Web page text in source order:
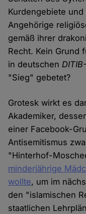
Kurdengebiete
Angehörige
gemäß ihrer
Recht. Kein Grund
in deutschenDITIB-
"Sieg" gebetet?
Grotesk wirkt es
Akademiker,
einer Facebook-
Antisemitismus
"Hinterhof-
minderjährige
wollte, um im
den "islamischen
staatlichen